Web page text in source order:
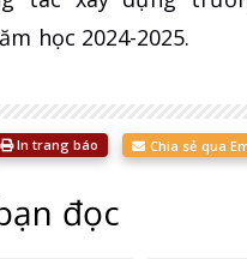
học 2024-2025.
In trang báo Chia sẻ qua
đọc